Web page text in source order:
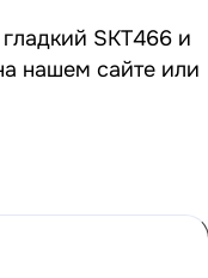
SKT466 и
нашем сайте или